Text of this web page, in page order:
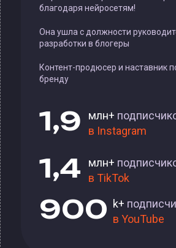
благодаря нейросетям!
Она ушла с должности
разработки в блогеры
Контент-продюсер и наставник
бренду
1,9 млн+
в Instagram
1,4 млн+
в TikTok
900 k+
в YouTube